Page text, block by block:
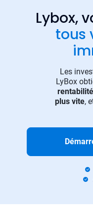
Lybox,
tous
Les
LyBox
plus vite,